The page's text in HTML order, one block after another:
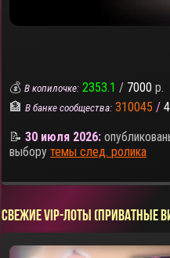
💰В копилочке: 2353.1 / 7000 р.
🏦В банке сообщества: 310045 /
📝30 июля 2026:
выборутемы след. ролика
СВЕЖИЕ VIP-ЛОТЫ (ПРИВАТНЫЕ